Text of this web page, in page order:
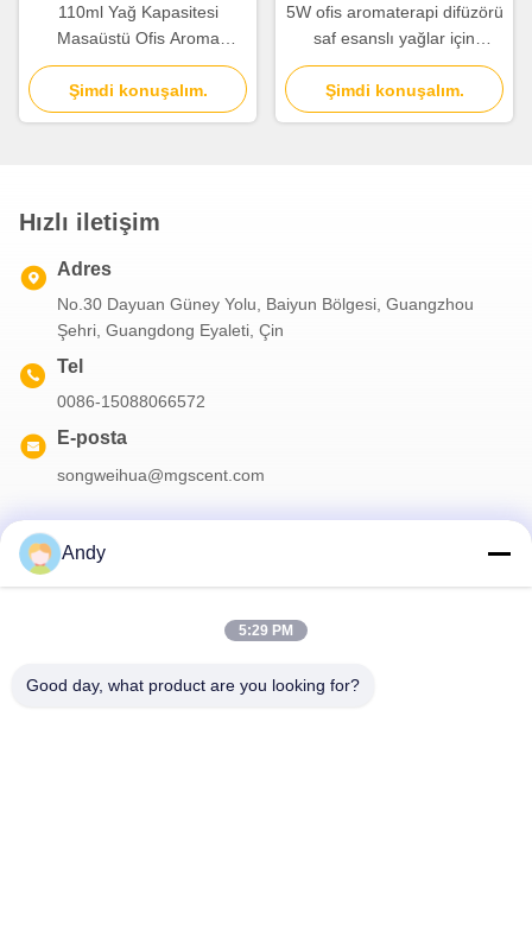
110ml Yağ Kapasitesi
Masaüstü Ofis Aroma
Diffuser Alüminyum Alaşım
Kokulu Hava Makinesi
Şimdi konuşalım.
5W ofis aromaterapi difüzörü
saf esanslı yağlar için
2000mAh pil
Şimdi konuşalım.
Hızlı iletişim
Adres
No.30 Dayuan Güney Yolu, Baiyun Bölgesi, Guangzhou
Şehri, Guangdong Eyaleti, Çin
Tel
0086-15088066572
E-posta
songweihua@mgscent.com
Andy
5:29 PM
Good day, what product are you looking for?